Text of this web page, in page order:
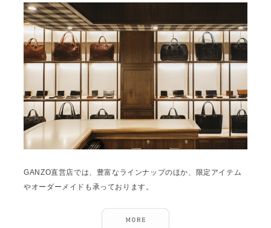
GANZO直営店では、豊富なラインナップのほか、限定アイテム
やオーダーメイドも承っております。